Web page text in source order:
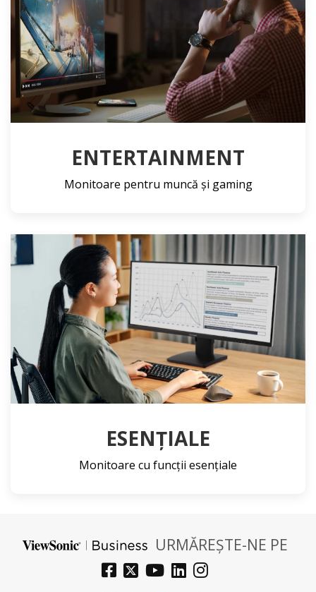
ENTERTAINMENT
Monitoare pentru muncă și gaming
ESENŢIALE
Monitoare cu funcții esențiale
URMĂREȘTE-NE PE